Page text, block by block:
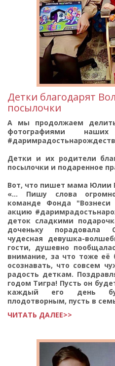
Детки благодарят
посылочки
А мы продолжаем
фотографиями
Детки и их родители
посылочки и подаренное
Вот, что пишет мама Юлии
«... Пишу слова
команде Фонда "Вознеси
акцию
деток сладкими
доченьку порадовала
чудесная девушка-
гости, душевно
внимание, за что тоже её
осознавать, что совсем
радость деткам.
годом Тигра! Пусть он
каждый его день
плодотворным, пусть в
ЧИТАТЬ ДАЛЕЕ>>